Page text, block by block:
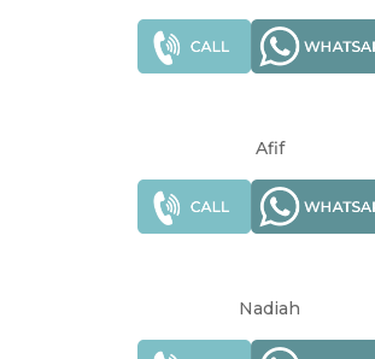
Afif
Nadiah